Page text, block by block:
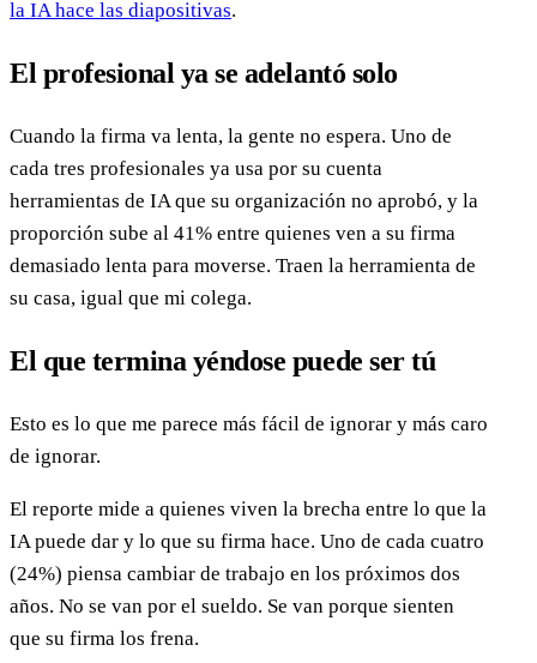
la IA hace las diapositivas.
El profesional ya se adelantó solo
Cuando la firma va lenta, la gente no espera. Uno de
cada tres profesionales ya usa por su cuenta
herramientas de IA que su organización no aprobó, y la
proporción sube al 41% entre quienes ven a su firma
demasiado lenta para moverse. Traen la herramienta de
su casa, igual que mi colega.
El que termina yéndose puede ser tú
Esto es lo que me parece más fácil de ignorar y más caro
de ignorar.
El reporte mide a quienes viven la brecha entre lo que la
IA puede dar y lo que su firma hace. Uno de cada cuatro
(24%) piensa cambiar de trabajo en los próximos dos
años. No se van por el sueldo. Se van porque sienten
que su firma los frena.